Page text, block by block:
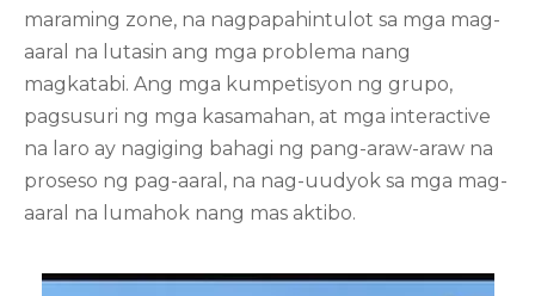
maraming zone, na nagpapahintulot sa mga mag-
aaral na lutasin ang mga problema nang
magkatabi. Ang mga kumpetisyon ng grupo,
pagsusuri ng mga kasamahan, at mga interactive
na laro ay nagiging bahagi ng pang-araw-araw na
proseso ng pag-aaral, na nag-uudyok sa mga mag-
aaral na lumahok nang mas aktibo.